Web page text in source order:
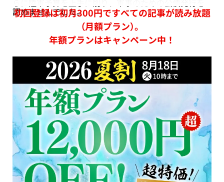
認めませんでした。
初回登録は初月300円ですべての記事が読み放題
（月額プラン）。
年額プランはキャンペーン中！